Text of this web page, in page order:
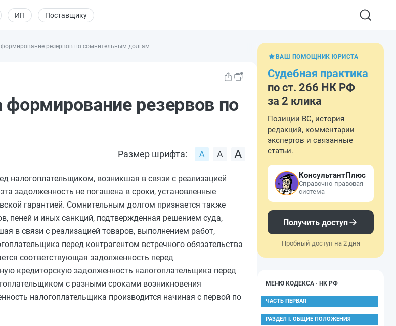
ИП Поставщику
резервов по сомнительным долгам
резервов по
Размер шрифта:
налогоплательщиком, возникшая в связи с реализацией
задолженность не погашена в сроки, установленные
гарантией. Сомнительным долгом признается также
пеней и иных санкций, подтвержденная решением суда,
в связи с реализацией товаров, выполнением работ,
перед контрагентом встречного обязательства
соответствующая задолженность перед
кредиторскую задолженность налогоплательщика перед
с разными сроками возникновения
налогоплательщика производится начиная с первой по
ВАШ ПОМОЩНИК ЮРИСТА
Судебная практика
по ст. 266 НК РФ
за 2 клика
Позиции ВС, история
редакций, комментарии
экспертов и связанные
статьи.
КонсультантПлюс
Справочно-правовая
система
Получить доступ
Пробный доступ на 2 дня
МЕНЮ КОДЕКСА · НК РФ
ЧАСТЬ ПЕРВАЯ
РАЗДЕЛ I. ОБЩИЕ ПОЛОЖЕНИЯ